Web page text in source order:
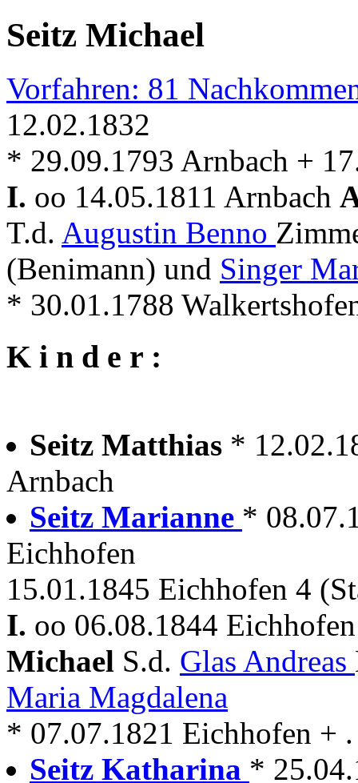
Seitz Michael
Vorfahren: 81
12.02.1832
* 29.09.1793 Arnbach +
I. oo 14.05.1811 Arnbach
T.d. Augustin Benno
(Benimann) und Singer
* 30.01.1788
K i n d e r :
Seitz Matthias *
Arnbach
Seitz Marianne *
Eichhofen
15.01.1845 Eichhofen 4
I. oo 06.08.1844
Michael S.d. Glas Andreas
Maria Magdalena
* 07.07.1821 Eichhofen +
Seitz Katharina *